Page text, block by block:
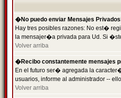
�No puedo enviar Mensajes
Hay tres posibles razones: No est�
la mensajer�a privada para Ud. Si
Volver arriba
�Recibo constantemente mensajes
En el futuro ser� agregada la
usuarios, informe al administrador --
Volver arriba